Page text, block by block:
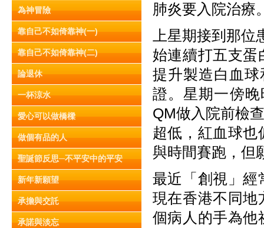
為神冒險
靠自己不如倚靠神(一)
靠自己不如倚靠神(二)
論退休
一杯涼水
愛心可以做橋樑
做個有品的人
聖誕節反思─不平安中的平安
新年新願望
承擔與交託
承諾與淡忘
肺炎要入院治療
上星期接到那
始連續打五支蛋
提升製造白血
證。星期一傍
QM做入院前檢
超低，紅血球也
與時間賽跑，但
最近「創視」經
現在香港不同地
個病人的手為他